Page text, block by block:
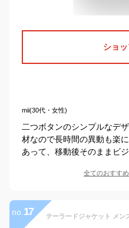
ショ
mii(30代・女性)
二つボタンのシンプルなデ
材なので長時間の異動も楽
あって、移動後そのままビ
全てのおすす
no. 17